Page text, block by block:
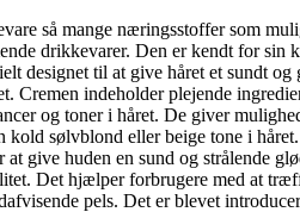
så mange næringsstoffer som
drikkevarer. Den er kendt for sin
designet til at give håret et sundt og
indeholder plejende
og toner i håret. De giver
sølvblond eller beige tone i
huden en sund og strålende
Det hjælper forbrugere med at
pels. Det er blevet